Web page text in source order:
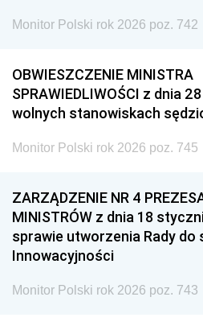
Monitor Polski rok 2026 poz. 742
OBWIESZCZENIE MINISTRA
SPRAWIEDLIWOŚCI z dnia
wolnych stanowiskach
Monitor Polski rok 2026 poz. 745
ZARZĄDZENIE NR 4
MINISTRÓW z dnia 18
sprawie utworzenia Rady do
Innowacyjności
Monitor Polski rok 2026 poz. 743